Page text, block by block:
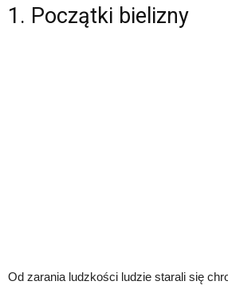
1. Początki bielizny
Od zarania ludzkości ludzie starali się